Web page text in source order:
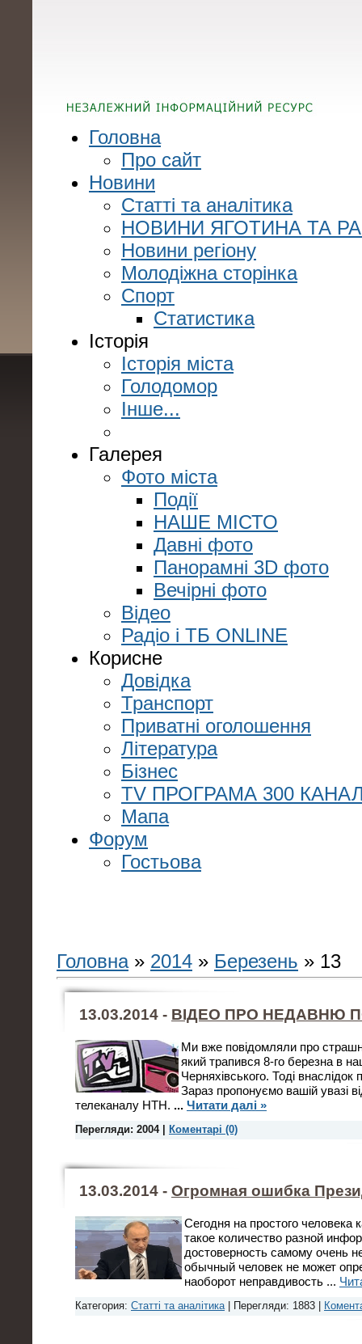
Головна
Про сайт
Новини
Статті та аналітика
НОВИНИ ЯГОТИНА ТА
Новини регіону
Молодіжна сторінка
Спорт
Статистика
Історія
Історія міста
Голодомор
Інше...
Галерея
Фото міста
Події
НАШЕ МІСТО
Давні фото
Панорамні 3D фото
Вечірні фото
Відео
Радіо і ТБ ONLINE
Корисне
Довідка
Транспорт
Приватні оголошення
Література
Бізнес
TV ПРОГРАМА 300
Мапа
Форум
Гостьова
Головна» 2014 » Березень » 13
13.03.2014 - ВІДЕО ПРО НЕДАВНЮ
Ми вже повідомляли про
який трапився 8-го березна в
Черняхівського. Тоді внаслідок
Зараз пропонуємо вашій увазі
телеканалу НТН. ... Читати далі »
Перегляди: 2004 | Коментарі (0)
13.03.2014 - Огромная ошибка
Сегодня на простого
такое количество разной
достоверность самому очень
обычный человек не может
наоборот неправдивость ...
Категория: Статті та аналітика| Перегляди: 1883 |